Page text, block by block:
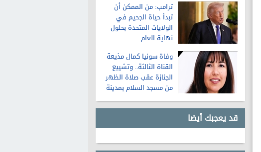
ترامب: من الممكن أن
تبدأ حياة الجحيم في
الولايات المتحدة بحلول
نهاية العام
وفاة سونيا كمال مذيعة
القناة الثالثة.. وتشييع
الجنازة عقب صلاة الظهر
من مسجد السلام بمدينة
نصر
قد يعجبك أيضا